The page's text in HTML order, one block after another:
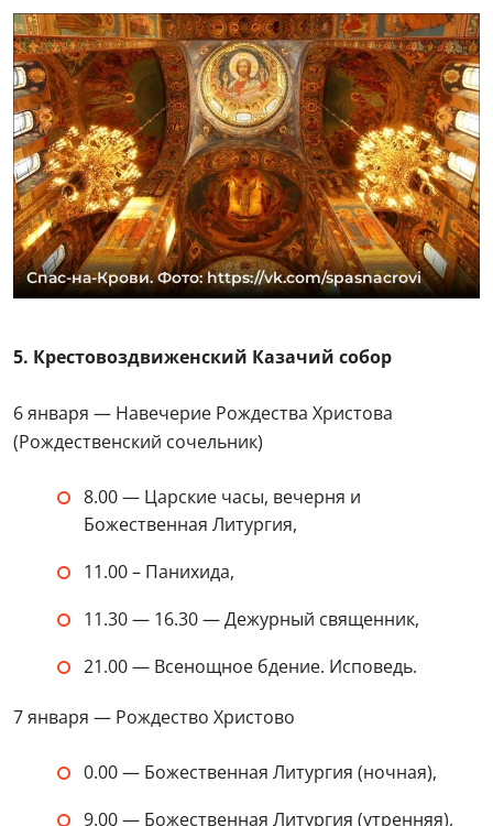
Спас-на-Крови. Фото: https://vk.com/spasnacrovi
5. Крестовоздвиженский Казачий собор
6 января — Навечерие Рождества Христова
(Рождественский сочельник)
8.00 — Царские часы, вечерня и
Божественная Литургия,
11.00 – Панихида,
11.30 — 16.30 — Дежурный священник,
21.00 — Всенощное бдение. Исповедь.
7 января — Рождество Христово
0.00 — Божественная Литургия (ночная),
9.00 — Божественная Литургия (утренняя),